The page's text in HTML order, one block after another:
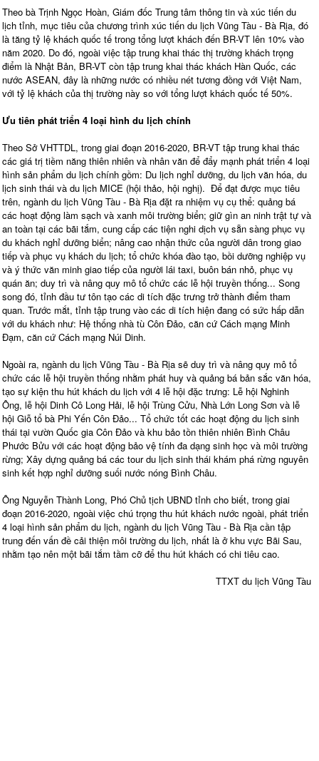
Theo bà Trịnh Ngọc Hoàn, Giám đốc Trung tâm thông tin và xúc tiến du
lịch tỉnh, mục tiêu của chương trình xúc tiến du lịch Vũng Tàu - Bà Rịa, đó
là tăng tỷ lệ khách quốc tế trong tổng lượt khách đến BR-VT lên 10% vào
năm 2020. Do đó, ngoài việc tập trung khai thác thị trường khách trọng
điểm là Nhật Bản, BR-VT còn tập trung khai thác khách Hàn Quốc, các
nước ASEAN, đây là những nước có nhiều nét tương đồng với Việt Nam,
với tỷ lệ khách của thị trường này so với tổng lượt khách quốc tế 50%.
Ưu tiên phát triển 4 loại hình du lịch chính
Theo Sở VHTTDL, trong giai đoạn 2016-2020, BR-VT tập trung khai thác
các giá trị tiềm năng thiên nhiên và nhân văn để đẩy mạnh phát triển 4 loại
hình sản phẩm du lịch chính gồm: Du lịch nghỉ dưỡng, du lịch văn hóa, du
lịch sinh thái và du lịch MICE (hội thảo, hội nghị). Để đạt được mục tiêu
trên, ngành du lịch Vũng Tàu - Bà Rịa đặt ra nhiệm vụ cụ thể: quảng bá
các hoạt động làm sạch và xanh môi trường biển; giữ gìn an ninh trật tự và
an toàn tại các bãi tắm, cung cấp các tiện nghi dịch vụ sẵn sàng phục vụ
du khách nghỉ dưỡng biển; nâng cao nhận thức của người dân trong giao
tiếp và phục vụ khách du lịch; tổ chức khóa đào tạo, bồi dưỡng nghiệp vụ
và ý thức văn minh giao tiếp của người lái taxi, buôn bán nhỏ, phục vụ
quán ăn; duy trì và nâng quy mô tổ chức các lễ hội truyền thống... Song
song đó, tỉnh đầu tư tôn tạo các di tích đặc trưng trở thành điểm tham
quan. Trước mắt, tỉnh tập trung vào các di tích hiện đang có sức hấp dẫn
với du khách như: Hệ thống nhà tù Côn Đảo, căn cứ Cách mạng Minh
Đạm, căn cứ Cách mạng Núi Dinh.
Ngoài ra, ngành du lịch Vũng Tàu - Bà Rịa sẽ duy trì và nâng quy mô tổ
chức các lễ hội truyền thống nhằm phát huy và quảng bá bản sắc văn hóa,
tạo sự kiện thu hút khách du lịch với 4 lễ hội đặc trưng: Lễ hội Nghinh
Ông, lễ hội Dinh Cô Long Hải, lễ hội Trùng Cửu, Nhà Lớn Long Sơn và lễ
hội Giỗ tổ bà Phi Yến Côn Đảo... Tổ chức tốt các hoạt động du lịch sinh
thái tại vườn Quốc gia Côn Đảo và khu bảo tồn thiên nhiên Bình Châu
Phước Bửu với các hoạt động bảo vệ tính đa dạng sinh học và môi trường
rừng; Xây dựng quảng bá các tour du lịch sinh thái khám phá rừng nguyên
sinh kết hợp nghỉ dưỡng suối nước nóng Bình Châu.
Ông Nguyễn Thành Long, Phó Chủ tịch UBND tỉnh cho biết, trong giai
đoạn 2016-2020, ngoài việc chú trọng thu hút khách nước ngoài, phát triển
4 loại hình sản phẩm du lịch, ngành du lịch Vũng Tàu - Bà Rịa cần tập
trung đến vấn đề cải thiện môi trường du lịch, nhất là ở khu vực Bãi Sau,
nhằm tạo nên một bãi tắm tầm cỡ để thu hút khách có chi tiêu cao.
TTXT du lịch Vũng Tàu